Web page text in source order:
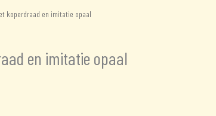
koperdraad en imitatie opaal
en imitatie opaal